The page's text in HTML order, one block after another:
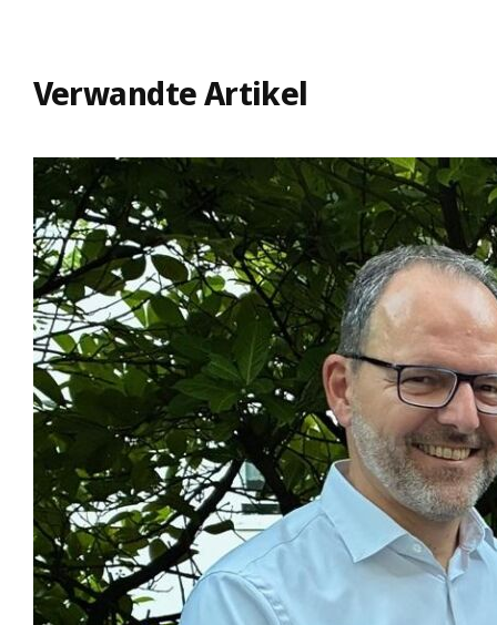
Verwandte Artikel